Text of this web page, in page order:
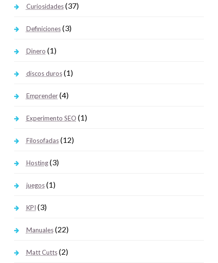
Curiosidades(37)
Definiciones(3)
Dinero (1)
discos duros(1)
Emprender(4)
Experimento SEO (1)
Filosofadas(12)
Hosting(3)
juegos(1)
KPI (3)
Manuales(22)
Matt Cutts(2)